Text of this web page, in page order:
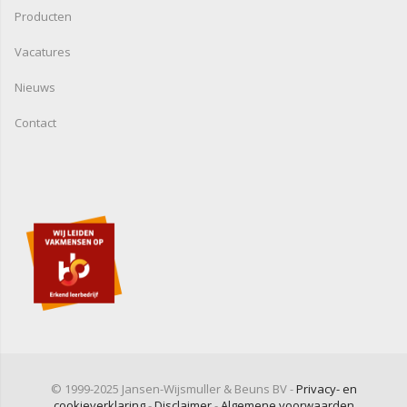
Producten
Vacatures
Nieuws
Contact
© 1999-2025 Jansen-Wijsmuller & Beuns BV -Privacy- en